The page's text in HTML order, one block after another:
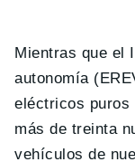
Mientras que el
autonomía
eléctricos puros
más de treinta
vehículos de